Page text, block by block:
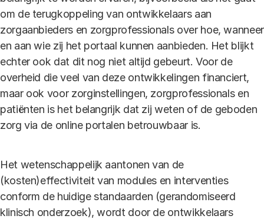
om de terugkoppeling van ontwikkelaars aan
zorgaanbieders en zorgprofessionals over hoe, wanneer
en aan wie zij het portaal kunnen aanbieden. Het blijkt
echter ook dat dit nog niet altijd gebeurt. Voor de
overheid die veel van deze ontwikkelingen financiert,
maar ook voor zorginstellingen, zorgprofessionals en
patiënten is het belangrijk dat zij weten of de geboden
zorg via de online portalen betrouwbaar is.
Het wetenschappelijk aantonen van de
(kosten)effectiviteit van modules en interventies
conform de huidige standaarden (gerandomiseerd
klinisch onderzoek), wordt door de ontwikkelaars